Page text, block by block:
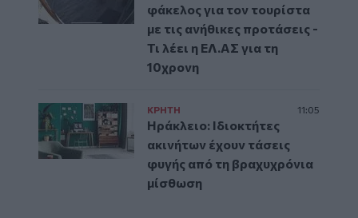
φάκελος για τον τουρίστα
με τις ανήθικες προτάσεις -
Τι λέει η ΕΛ.ΑΣ για τη
10χρονη
ΚΡΗΤΗ 11:05
Ηράκλειο: Ιδιοκτήτες
ακινήτων έχουν τάσεις
φυγής από τη βραχυχρόνια
μίσθωση